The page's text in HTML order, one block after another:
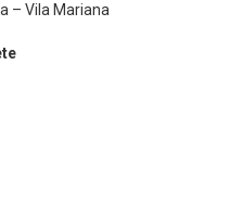
– Vila Mariana